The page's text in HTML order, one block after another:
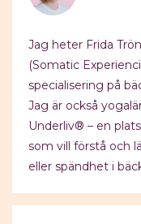
Jag heter Frida
(Somatic
specialisering på
Jag är också
Underliv® – en
som vill förstå och
eller spändhet i